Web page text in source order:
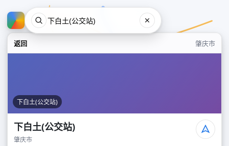
返回 肇庆市
下白土(公交站)
下白土(公交站)
肇庆市